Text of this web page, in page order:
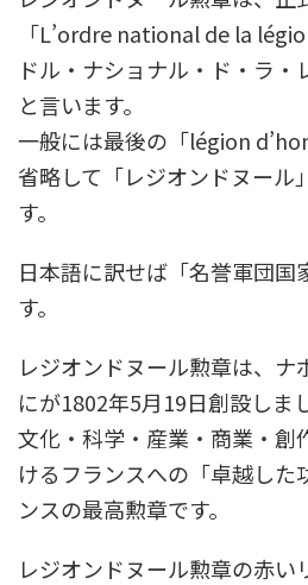
「L’ordre national de la
ドル・ナショナル・ド・ラ・
と言います。
一般には最後の「légion
省略して「レジオンドヌール
す。
日本語に訳せば「名誉軍団国
す。
レジオンドヌール勲章は、ナ
にが1802年5月19日創設しま
文化・科学・産業・商業・創
けるフランスへの「卓越した
ンスの最高勲章です。
レジオンドヌール勲章の赤い